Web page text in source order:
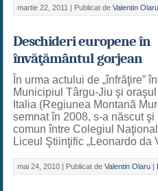
martie 22, 2011 | Publicat de Valentin Olaru
Deschideri europene în
învăţământul gorjean
În urma actului de „înfrăţire”
Municipiul Târgu-Jiu şi
Italia (Regiunea Montană
semnat în 2008, s-a născut
comun între Colegiul
Liceul Ştiinţific „Leonardo da
mai 24, 2010 | Publicat de Valentin Olaru |